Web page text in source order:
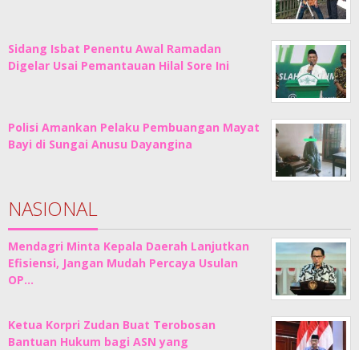
Sidang Isbat Penentu Awal Ramadan
Digelar Usai Pemantauan Hilal Sore Ini
Polisi Amankan Pelaku Pembuangan Mayat
Bayi di Sungai Anusu Dayangina
NASIONAL
Mendagri Minta Kepala Daerah Lanjutkan
Efisiensi, Jangan Mudah Percaya Usulan
OP…
Ketua Korpri Zudan Buat Terobosan
Bantuan Hukum bagi ASN yang